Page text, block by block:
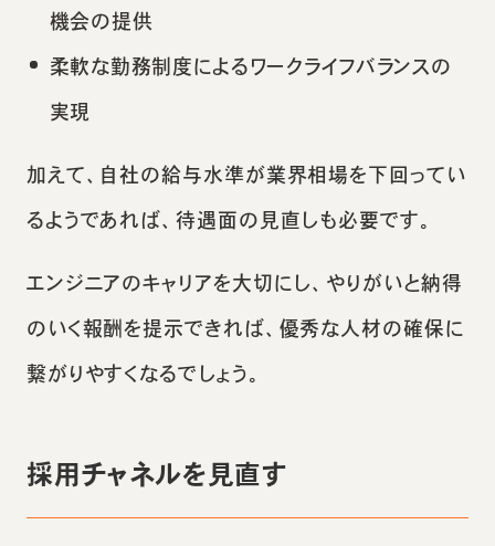
機会の提供
柔軟な勤務制度によるワークライフバランスの
実現
加えて、自社の給与水準が業界相場を下回ってい
るようであれば、待遇面の見直しも必要です。
エンジニアのキャリアを大切にし、やりがいと納得
のいく報酬を提示できれば、優秀な人材の確保に
繋がりやすくなるでしょう。
採用チャネルを見直す